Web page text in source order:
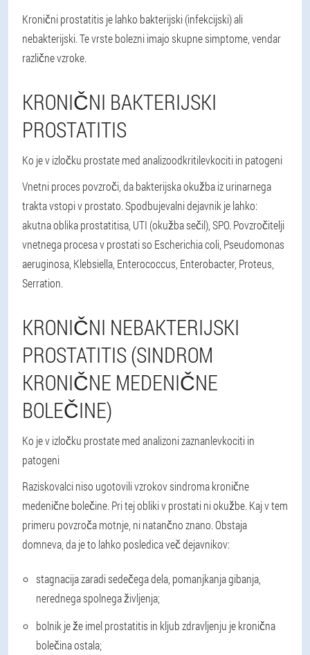
Kronični prostatitis je lahko bakterijski (infekcijski) ali
nebakterijski. Te vrste bolezni imajo skupne simptome, vendar
različne vzroke.
KRONIČNI BAKTERIJSKI
PROSTATITIS
Ko je v izločku prostate med analizoodkritilevkociti in patogeni
Vnetni proces povzroči, da bakterijska okužba iz urinarnega
trakta vstopi v prostato. Spodbujevalni dejavnik je lahko:
akutna oblika prostatitisa, UTI (okužba sečil), SPO. Povzročitelji
vnetnega procesa v prostati so Escherichia coli, Pseudomonas
aeruginosa, Klebsiella, Enterococcus, Enterobacter, Proteus,
Serration.
KRONIČNI NEBAKTERIJSKI
PROSTATITIS (SINDROM
KRONIČNE MEDENIČNE
BOLEČINE)
Ko je v izločku prostate med analizoni zaznanlevkociti in
patogeni
Raziskovalci niso ugotovili vzrokov sindroma kronične
medenične bolečine. Pri tej obliki v prostati ni okužbe. Kaj v tem
primeru povzroča motnje, ni natančno znano. Obstaja
domneva, da je to lahko posledica več dejavnikov:
stagnacija zaradi sedečega dela, pomanjkanja gibanja,
nerednega spolnega življenja;
bolnik je že imel prostatitis in kljub zdravljenju je kronična
bolečina ostala;